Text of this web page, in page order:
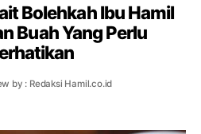
Bolehkah Ibu Hamil
Buah Yang Perlu
by : Redaksi Hamil.co.id